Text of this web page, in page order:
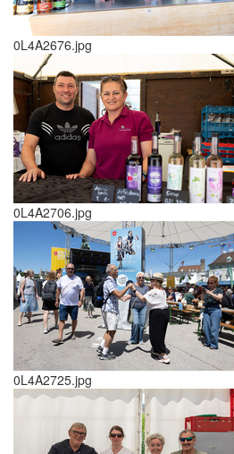
0L4A2676.jpg
0L4A2706.jpg
0L4A2725.jpg